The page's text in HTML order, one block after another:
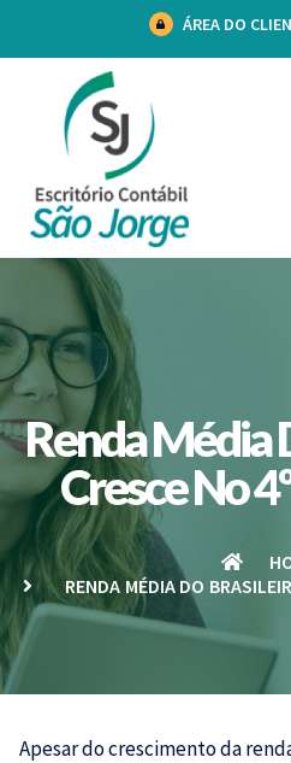
ÁREA DO
Renda Média
Cresce No
RENDA MÉDIA DO
Apesar do crescimento da